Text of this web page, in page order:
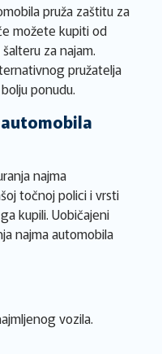
pruža zaštitu za
možete kupiti od
za najam.
pružatelja
ponudu.
najma
točnoj polici i vrsti
kupili. Uobičajeni
najma automobila
vozila.